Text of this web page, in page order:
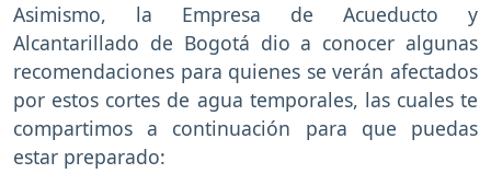
Asimismo, la Empresa de Acueducto y
Alcantarillado de Bogotá dio a conocer algunas
recomendaciones para quienes se verán afectados
por estos cortes de agua temporales, las cuales te
compartimos a continuación para que puedas
estar preparado: